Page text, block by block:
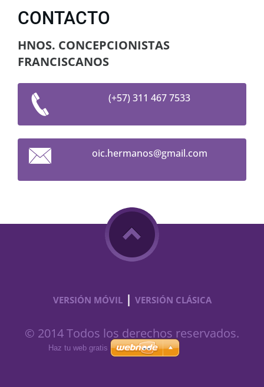
CONTACTO
HNOS. CONCEPCIONISTAS
FRANCISCANOS
(+57) 311 467 7533
oic.hermanos@gmail.com
VERSIÓN MÓVIL | VERSIÓN CLÁSICA
© 2014 Todos los derechos reservados.
Haz tu web gratis